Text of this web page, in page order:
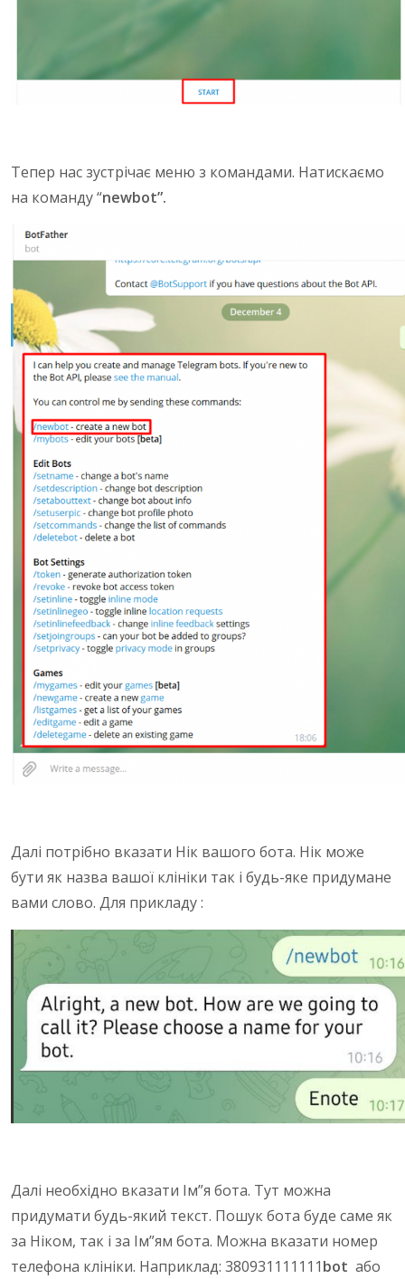
Тепер нас зустрічає меню з командами. Натискаємо
на команду “newbot”.
Далі потрібно вказати Нік вашого бота. Нік може
бути як назва вашої клініки так і будь-яке придумане
вами слово. Для прикладу :
Далі необхідно вказати Ім”я бота. Тут можна
придумати будь-який текст. Пошук бота буде саме як
за Ніком, так і за Ім”ям бота. Можна вказати номер
телефона клініки. Наприклад: 380931111111bot або